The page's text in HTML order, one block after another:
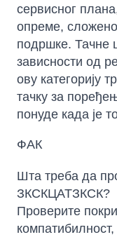
сервисног
опреме,
подршке. Тачне
зависности од
ову категорију
тачку за
понуде када је
ФАК
Шта треба да
ЗКСКЦАТЗКСК?
Проверите